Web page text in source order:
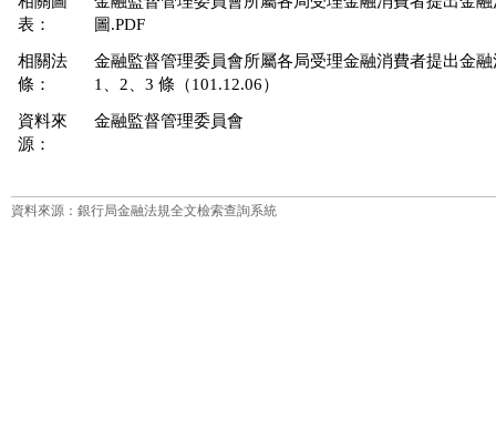
表：
圖.PDF
相關法
條：
金融監督管理委員會所屬各局受理金融消費者提出金
1、2、3 條（101.12.06）
資料來
源：
金融監督管理委員會
資料來源：銀行局金融法規全文檢索查詢系統